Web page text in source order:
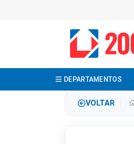
DEPARTAMENTOS
VOLTAR